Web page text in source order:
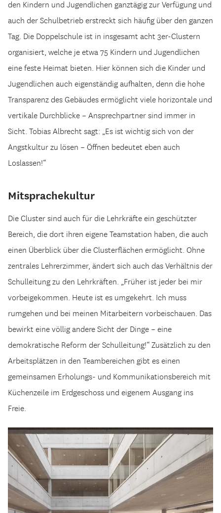
den Kindern und Jugendlichen ganztägig zur Verfügung und
auch der Schulbetrieb erstreckt sich häufig über den ganzen
Tag. Die Doppelschule ist in insgesamt acht 3er-Clustern
organisiert, welche je etwa 75 Kindern und Jugendlichen
eine feste Heimat bieten. Hier können sich die Kinder und
Jugendlichen auch eigenständig aufhalten, denn die hohe
Transparenz des Gebäudes ermöglicht viele horizontale und
vertikale Durchblicke – Ansprechpartner sind immer in
Sicht. Tobias Albrecht sagt: „Es ist wichtig sich von der
Angstkultur zu lösen – Öffnen bedeutet eben auch
Loslassen!“
Mitsprachekultur
Die Cluster sind auch für die Lehrkräfte ein geschützter
Bereich, die dort ihren eigene Teamstation haben, die auch
einen Überblick über die Clusterflächen ermöglicht. Ohne
zentrales Lehrerzimmer, ändert sich auch das Verhältnis der
Schulleitung zu den Lehrkräften. „Früher ist jeder bei mir
vorbeigekommen. Heute ist es umgekehrt. Ich muss
rumgehen und bei meinen Mitarbeitern vorbeischauen. Das
bewirkt eine völlig andere Sicht der Dinge – eine
demokratische Reform der Schulleitung!“ Zusätzlich zu den
Arbeitsplätzen in den Teambereichen gibt es einen
gemeinsamen Erholungs- und Kommunikationsbereich mit
Küchenzeile im Erdgeschoss und eigenem Ausgang ins
Freie.